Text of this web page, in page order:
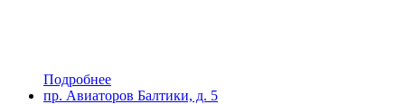
Подробнее
пр. Авиаторов Балтики, д. 5